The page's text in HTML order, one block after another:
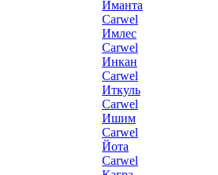
Иманта
Carwel
Имлес
Carwel
Инкан
Carwel
Иткуль
Carwel
Ишим
Carwel
Йота
Carwel